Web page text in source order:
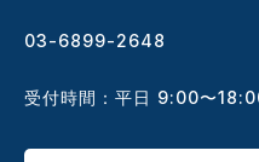
03-6899-2648
受付時間：平日 9:00〜